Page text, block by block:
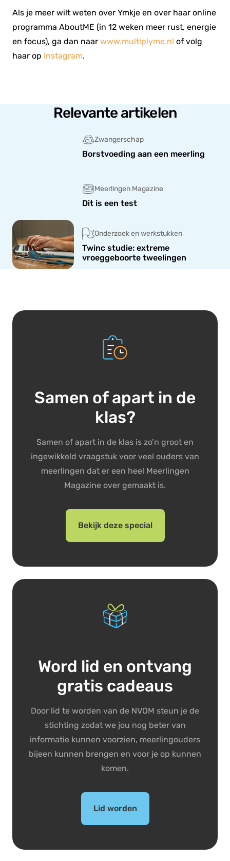
Als je meer wilt weten over Ymkje en over haar online
programma AboutME (in 12 weken meer rust, energie
en focus), ga dan naar www.multiplyme.nl of volg
haar op Instagram.
Relevante artikelen
Zwangerschap
Borstvoeding aan een meerling
Meerlingen Magazine
Dit is een test
Onderzoek en werkstukken
Twinc studie: extreme
vroeggeboorte tweelingen
Samen of apart in de
klas?
Samen of apart in de klas is zo’n groot en
ingewikkeld vraagstuk voor veel ouders van
meerlingen dat er een heel Meerlingen
Magazine over gemaakt is.
Bekijk deze special
Word lid en ontvang
gratis cadeaus
Door lid te worden van de NVOM steun je de
stichting zodat we jou nog beter van
informatie kunnen voorzien, meerlingouders
bijeen kunnen brengen en voor je op kunnen
komen.
Lid worden